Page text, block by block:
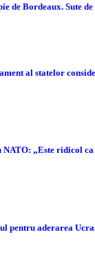
de Bordeaux. Sute
al statelor
„Este ridicol ca
pentru aderarea